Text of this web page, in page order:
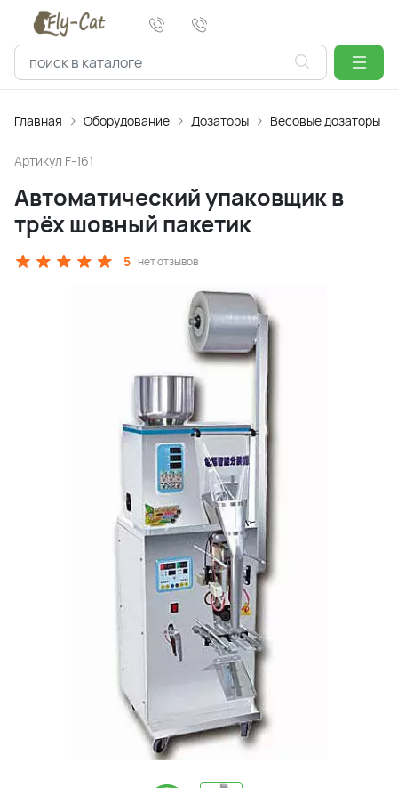
Главная Оборудование Дозаторы Весовые дозаторы
Артикул F-161
Автоматический упаковщик в
трёх шовный пакетик
5 нет отзывов